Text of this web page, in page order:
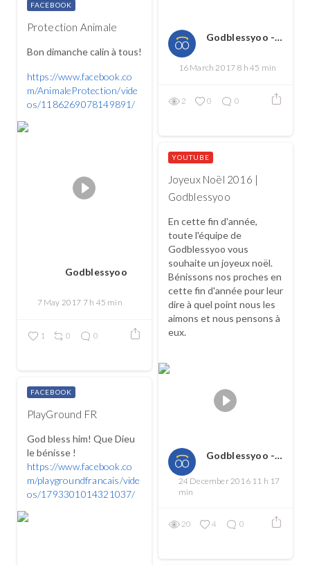
Godblessyoo - Spread love, spread the good
16 March 2017 8 h 45 min
2 0 0
Protection Animale
Bon dimanche calin à tous!
https://www.facebook.co
m/AnimaleProtection/vide
os/1186269078149891/
Godblessyoo
7 May 2017 7 h 45 min
FACEBOOK
1 0 0
Joyeux Noël 2016 |
Godblessyoo
En cette fin d'année,
toute l'équipe de
Godblessyoo vous
souhaite un joyeux noël.
Bénissons nos proches en
cette fin d'année pour leur
dire à quel point nous les
aimons et nous pensons à
eux.
Godblessyoo - Spread love, spread the good
24 December 2016 11 h 17
min
YOUTUBE
20 4 0
PlayGround FR
God bless him! Que Dieu
le bénisse !
https://www.facebook.co
m/playgroundfrancais/vide
os/1793301014321037/
FACEBOOK